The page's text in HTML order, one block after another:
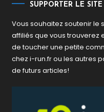
SUPPORTER LE SITE
Vous souhaitez soutenir le
affiliés que vous trouverez
de toucher une petite
chez i-run.fr ou les autres
de futurs articles!